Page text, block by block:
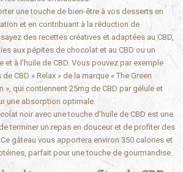
une touche de bien-être à vos desserts en
et en contribuant à la réduction de
des recettes créatives et adaptées au CBD,
aux pépites de chocolat et au CBD ou un
et à l’huile de CBD. Vous pouvez par exemple
CBD « Relax » de la marque « The Green
», qui contiennent 25mg de CBD par gélule et
une absorption optimale.
noir avec une touche d’huile de CBD est une
terminer un repas en douceur et de profiter des
gâteau vous apportera environ 350 calories et
parfait pour une touche de gourmandise.